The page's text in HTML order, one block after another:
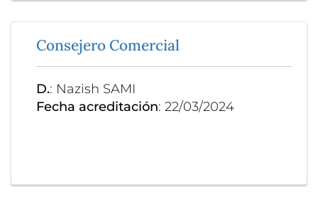
Consejero Comercial
D.: Nazish SAMI
Fecha acreditación: 22/03/2024